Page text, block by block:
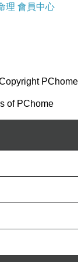
理 會員中心
PChome
of PChome